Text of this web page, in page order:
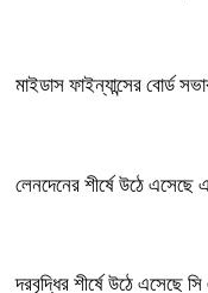
মাইডাস ফাইন্যান্সের বোর্ড
লেনদেনের শীর্ষে উঠে এসেছে
দরবৃদ্ধির শীর্ষে উঠে এসেছে